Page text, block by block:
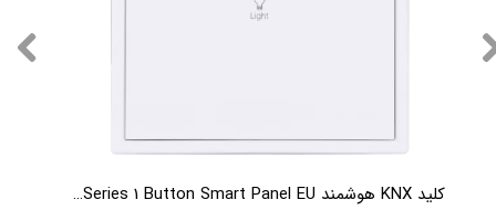
کلید KNX هوشمند HDL Tile Series 1 Button Smart Panel EU